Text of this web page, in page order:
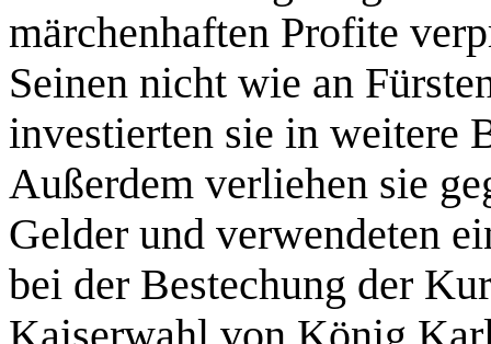
märchenhaften Profite
Seinen nicht wie an
investierten sie in weitere
Außerdem verliehen sie
Gelder und verwendeten
bei der Bestechung der